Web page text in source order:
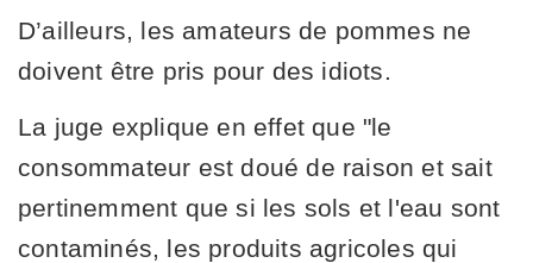
D’ailleurs, les amateurs de pommes ne
doivent être pris pour des idiots.
La juge explique en effet que "le
consommateur est doué de raison et sait
pertinemment que si les sols et l'eau sont
contaminés, les produits agricoles qui